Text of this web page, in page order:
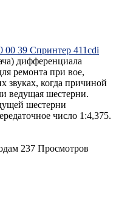
00 39 Спринтер 411cdi
дифференциала
ремонта при вое,
звуках, когда причиной
ведущая шестерни.
шестерни
число 1:4,375.
237 Просмотров